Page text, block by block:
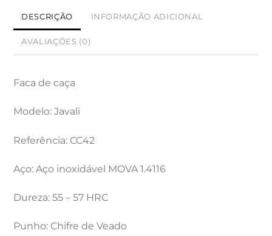
FIO
DUPLO
26
FUNDA
COURO
DESCRIÇÃO INFORMAÇÃO ADICIONAL
AVALIAÇÕES (0)
Faca de caça
Modelo: Javali
Referência: CC42
Aço: Aço inoxidável MOVA 1.4116
Dureza: 55 – 57 HRC
Punho: Chifre de Veado